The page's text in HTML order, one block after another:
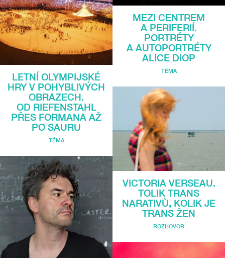
LETNÍ OLYMPIJSKÉ
HRY V POHYBLIVÝCH
OBRAZECH.
OD RIEFENSTAHL
PŘES FORMANA AŽ
PO SAURU
TÉMA
MEZI CENTREM
A PERIFERIÍ.
PORTRÉTY
A AUTOPORTRÉTY
ALICE DIOP
TÉMA
VICTORIA VERSEAU.
TOLIK TRANS
NARATIVŮ, KOLIK JE
TRANS ŽEN
ROZHOVOR